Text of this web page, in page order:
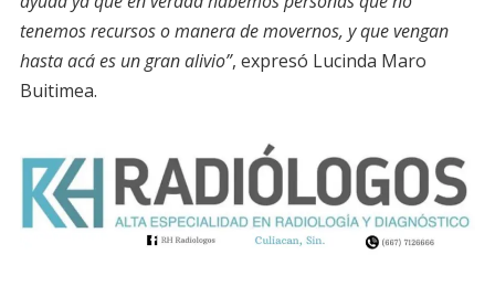
tenemos recursos o manera de movernos, y que vengan
hasta acá es un gran alivio”, expresó Lucinda Maro
Buitimea.